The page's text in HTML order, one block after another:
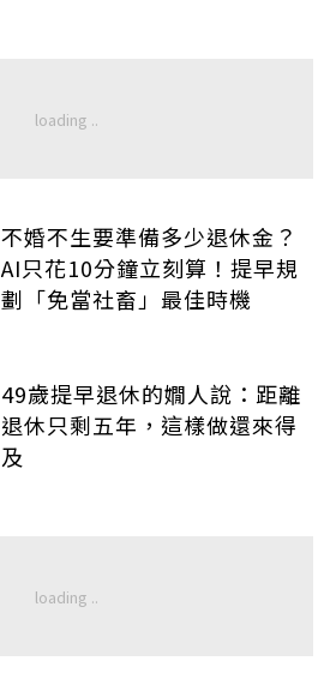
不婚不生要準備多少退休金？
AI只花10分鐘立刻算！提早規
劃「免當社畜」最佳時機
49歲提早退休的嫺人說：距離
退休只剩五年，這樣做還來得
及